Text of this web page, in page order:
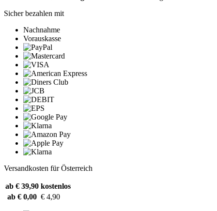
Sicher bezahlen mit
Nachnahme
Vorauskasse
Versandkosten für Österreich
ab € 39,90 kostenlos
ab € 0,00 € 4,90